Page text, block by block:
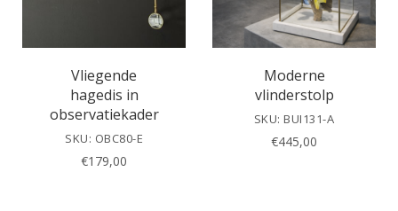
Vliegende
hagedis in
observatiekader
SKU: OBC80-E
€179,00
Moderne
vlinderstolp
SKU: BUI131-A
€445,00